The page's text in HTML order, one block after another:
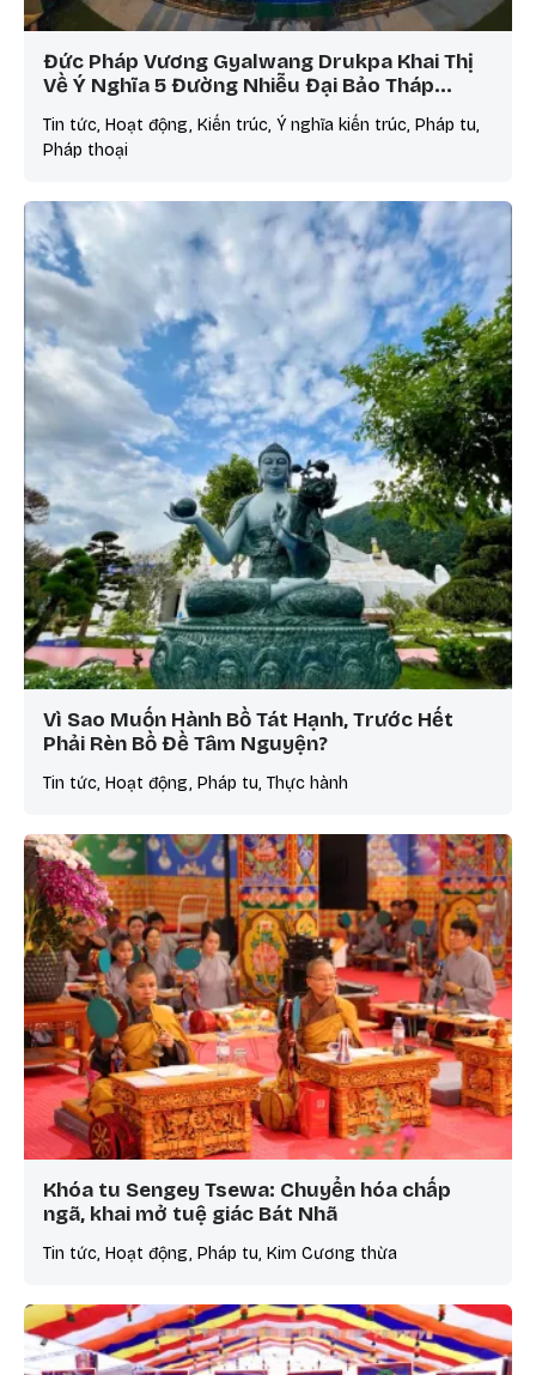
Đức Pháp Vương Gyalwang Drukpa Khai Thị
Về Ý Nghĩa 5 Đường Nhiễu Đại Bảo Tháp…
Tin tức, Hoạt động, Kiến trúc, Ý nghĩa kiến trúc, Pháp tu,
Pháp thoại
Vì Sao Muốn Hành Bồ Tát Hạnh, Trước Hết
Phải Rèn Bồ Đề Tâm Nguyện?
Tin tức, Hoạt động, Pháp tu, Thực hành
Khóa tu Sengey Tsewa: Chuyển hóa chấp
ngã, khai mở tuệ giác Bát Nhã
Tin tức, Hoạt động, Pháp tu, Kim Cương thừa